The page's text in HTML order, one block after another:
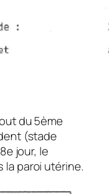
du 5ème
(stade
jour, le
la paroi utérine.